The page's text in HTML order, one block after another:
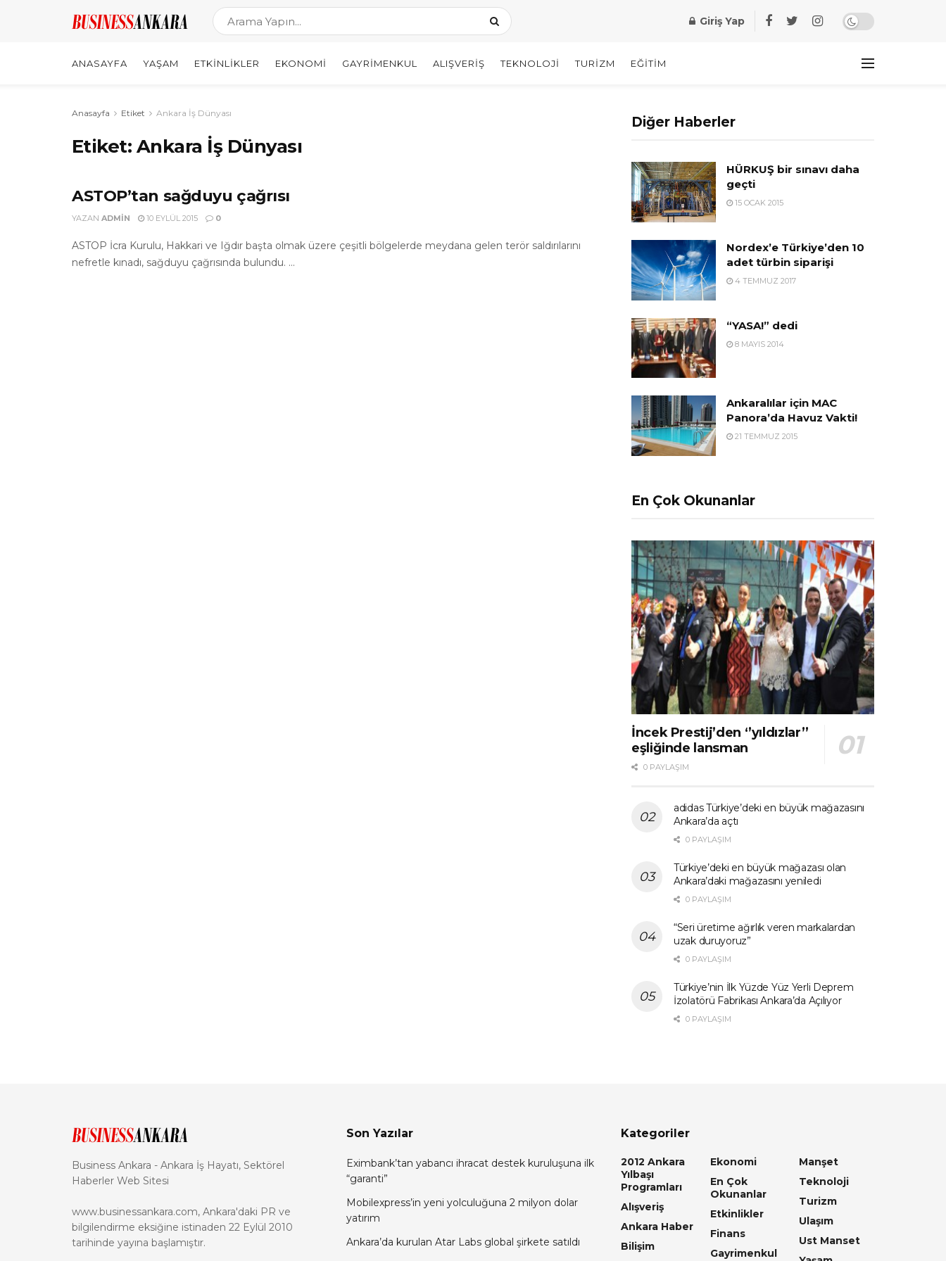
Giriş Yap
ANASAYFA YAŞAM ETKINLIKLER EKONOMI GAYRIMENKUL ALIŞVERIŞ TEKNOLOJI TURIZM EĞITIM
Anasayfa Etiket Ankara İş Dünyası
Etiket: Ankara İş Dünyası
ASTOP’tan sağduyu çağrısı
YAZAN ADMIN 10 EYLÜL 2015 0
ASTOP İcra Kurulu, Hakkari ve Iğdır başta olmak üzere çeşitli bölgelerde meydana gelen terör saldırılarını
nefretle kınadı, sağduyu çağrısında bulundu. ...
Diğer Haberler
HÜRKUŞ bir sınavı daha
geçti
15 OCAK 2015
Nordex’e Türkiye’den 10
adet türbin siparişi
4 TEMMUZ 2017
“YASA!” dedi
8 MAYIS 2014
Ankaralılar için MAC
Panora’da Havuz Vakti!
21 TEMMUZ 2015
En Çok Okunanlar
İncek Prestij’den ‘’yıldızlar’’
eşliğinde lansman
0 PAYLAŞIM
adidas Türkiye’deki en büyük mağazasını
Ankara’da açtı
0 PAYLAŞIM
Türkiye’deki en büyük mağazası olan
Ankara’daki mağazasını yeniledi
0 PAYLAŞIM
“Seri üretime ağırlık veren markalardan
uzak duruyoruz”
0 PAYLAŞIM
Türkiye’nin İlk Yüzde Yüz Yerli Deprem
İzolatörü Fabrikası Ankara’da Açılıyor
0 PAYLAŞIM
Business Ankara - Ankara İş Hayatı, Sektörel
Haberler Web Sitesi
www.businessankara.com, Ankara'daki PR ve
bilgilendirme eksiğine istinaden 22 Eylül 2010
tarihinde yayına başlamıştır.
Son Yazılar
Eximbank’tan yabancı ihracat destek kuruluşuna ilk
“garanti”
Mobilexpress’in yeni yolculuğuna 2 milyon dolar
yatırım
Ankara’da kurulan Atar Labs global şirkete satıldı
Kategoriler
2012 Ankara
Yılbaşı
Programları
Alışveriş
Ankara Haber
Bilişim
Ekonomi
En Çok
Okunanlar
Etkinlikler
Finans
Gayrimenkul
Manşet
Teknoloji
Turizm
Ulaşım
Ust Manset